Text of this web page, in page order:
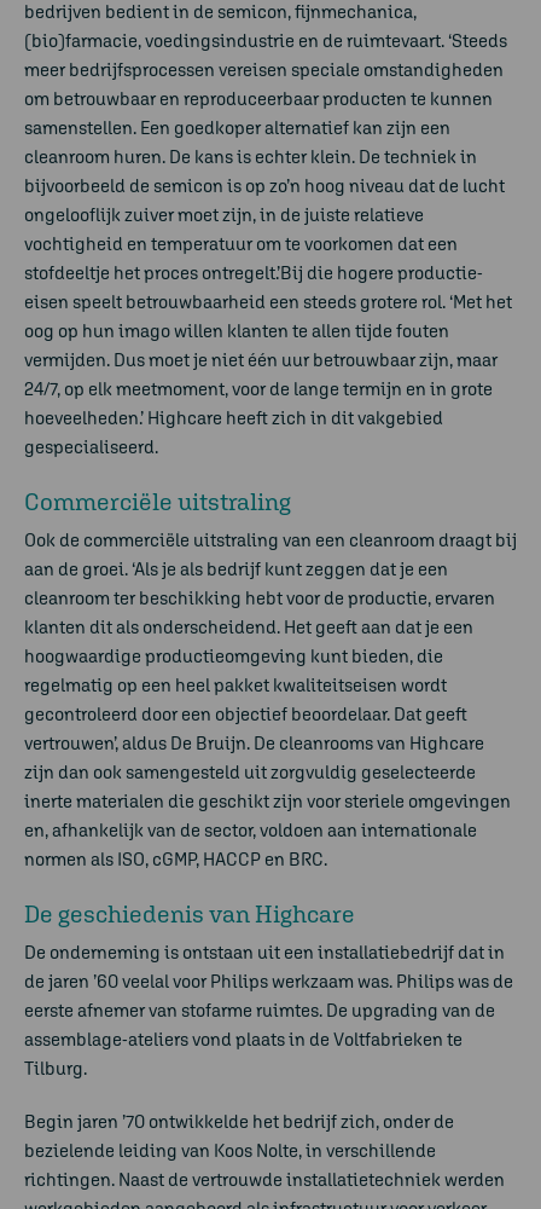
bedrijven bedient in de semicon, fijnmechanica,
(bio)farmacie, voedingsindustrie en de ruimtevaart. ‘Steeds
meer bedrijfsprocessen vereisen speciale omstandigheden
om betrouwbaar en reproduceerbaar producten te kunnen
samenstellen. Een goedkoper alternatief kan zijn een
cleanroom huren. De kans is echter klein. De techniek in
bijvoorbeeld de semicon is op zo’n hoog niveau dat de lucht
ongelooflijk zuiver moet zijn, in de juiste relatieve
vochtigheid en temperatuur om te voorkomen dat een
stofdeeltje het proces ontregelt.’Bij die hogere productie-
eisen speelt betrouwbaarheid een steeds grotere rol. ‘Met het
oog op hun imago willen klanten te allen tijde fouten
vermijden. Dus moet je niet één uur betrouwbaar zijn, maar
24/7, op elk meetmoment, voor de lange termijn en in grote
hoeveelheden.’ Highcare heeft zich in dit vakgebied
gespecialiseerd.
Commerciële uitstraling
Ook de commerciële uitstraling van een cleanroom draagt bij
aan de groei. ‘Als je als bedrijf kunt zeggen dat je een
cleanroom ter beschikking hebt voor de productie, ervaren
klanten dit als onderscheidend. Het geeft aan dat je een
hoogwaardige productieomgeving kunt bieden, die
regelmatig op een heel pakket kwaliteitseisen wordt
gecontroleerd door een objectief beoordelaar. Dat geeft
vertrouwen’, aldus De Bruijn. De cleanrooms van Highcare
zijn dan ook samengesteld uit zorgvuldig geselecteerde
inerte materialen die geschikt zijn voor steriele omgevingen
en, afhankelijk van de sector, voldoen aan internationale
normen als ISO, cGMP, HACCP en BRC.
De geschiedenis van Highcare
De onderneming is ontstaan uit een installatiebedrijf dat in
de jaren ’60 veelal voor Philips werkzaam was. Philips was de
eerste afnemer van stofarme ruimtes. De upgrading van de
assemblage-ateliers vond plaats in de Voltfabrieken te
Tilburg.
Begin jaren ’70 ontwikkelde het bedrijf zich, onder de
bezielende leiding van Koos Nolte, in verschillende
richtingen. Naast de vertrouwde installatietechniek werden